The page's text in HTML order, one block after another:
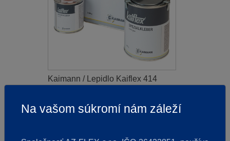
Kaimann / Lepidlo Kaiflex 414
Na vašom súkromí nám záleží